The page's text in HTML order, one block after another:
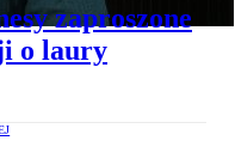
zaproszone
o laury